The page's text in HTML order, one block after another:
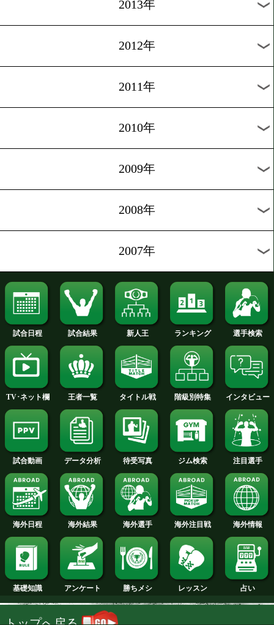
2020年
2019年
2017年
2016年
2015年
2014年
2013年
2012年
2011年
2010年